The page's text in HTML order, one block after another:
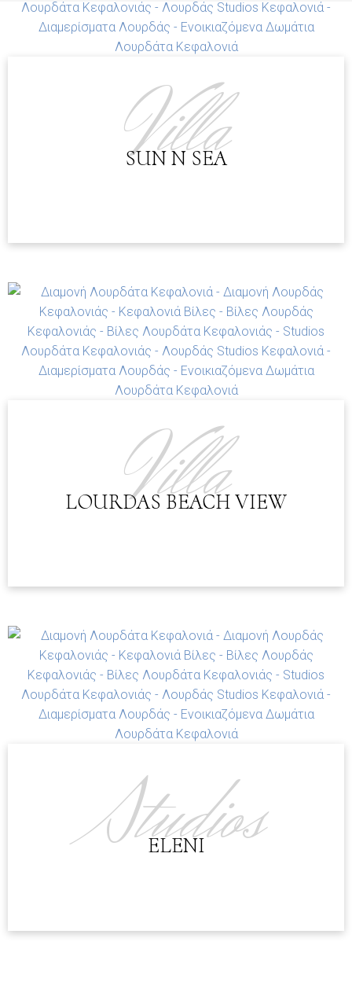
Villa
SUN N SEA
Villa
LOURDAS BEACH VIEW
Studios
ELENI